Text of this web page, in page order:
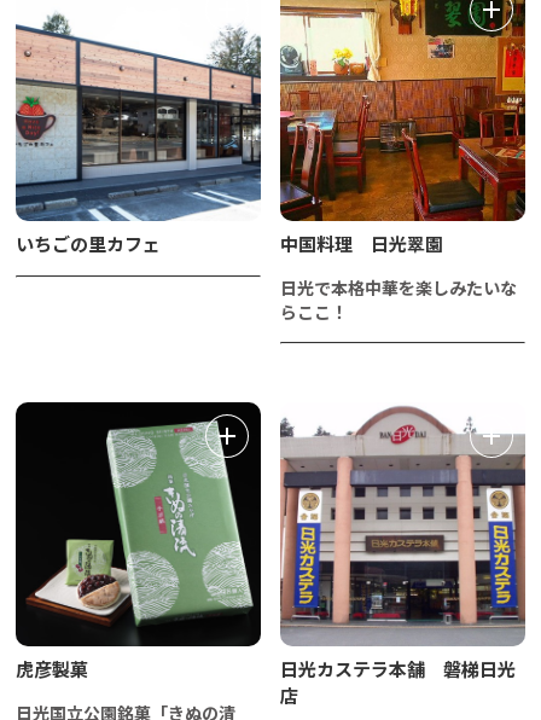
いちごの里カフェ 中国料理 日光翠園
日光で本格中華を楽しみたいな
らここ！
虎彦製菓
日光国立公園銘菓「きぬの清
日光カステラ本舗 磐梯日光
店